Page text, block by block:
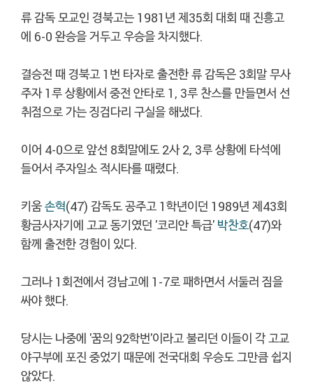
류 감독 모교인 경북고는 1981년 제35회 대회 때 진흥고
에 6-0 완승을 거두고 우승을 차지했다.
결승전 때 경북고 1번 타자로 출전한 류 감독은 3회말 무사
주자 1루 상황에서 중전 안타로 1, 3루 찬스를 만들면서 선
취점으로 가는 징검다리 구실을 해냈다.
이어 4-0으로 앞선 8회말에도 2사 2, 3루 상황에 타석에
들어서 주자일소 적시타를 때렸다.
키움손혁(47) 감독도 공주고 1학년이던 1989년 제43회
황금사자기에 고교 동기였던 '코리안 특급' 박찬호(47)와
함께 출전한 경험이 있다.
그러나 1회전에서 경남고에 1-7로 패하면서 서둘러 짐을
싸야 했다.
당시는 나중에 '꿈의 92학번'이라고 불리던 이들이 각 고교
야구부에 포진 중었기 때문에 전국대회 우승도 그만큼 쉽지
않았다.